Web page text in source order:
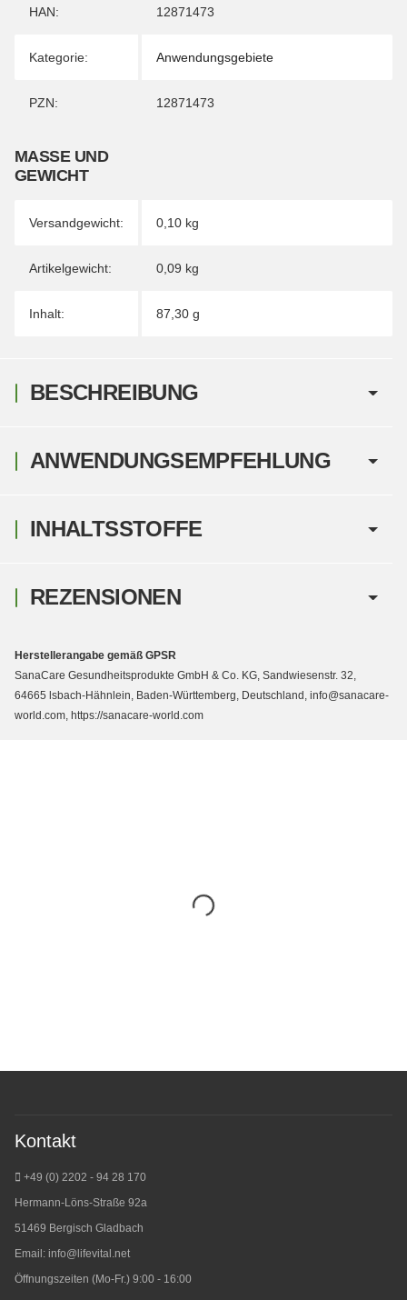
HAN: 12871473
Kategorie: Anwendungsgebiete
PZN: 12871473
MASSE UND G
EWICHT
Versandgewicht: 0,10 kg
Artikelgewicht: 0,09 kg
Inhalt: 87,30 g
BESCHREIBUNG
ANWENDUNGSEMPFEHLUNG
INHALTSSTOFFE
REZENSIONEN
Herstellerangabe gemäß GPSR
SanaCare Gesundheitsprodukte GmbH & Co. KG, Sandwiesenstr. 32,
64665 lsbach-Hähnlein, Baden-Württemberg, Deutschland, info@sanacare-
world.com, https://sanacare-world.com
Kontakt
+49 (0) 2202 - 94 28 170
Hermann-Löns-Straße 92a
51469 Bergisch Gladbach
Email: info@lifevital.net
Öffnungszeiten (Mo-Fr.) 9:00 - 16:00